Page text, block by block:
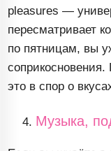
pleasures —
пересматривает
по пятницам, вы
это в спор о
Музыка,